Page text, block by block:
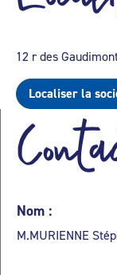
12 r des
Localiser la
Nom :
M.MURIENNE